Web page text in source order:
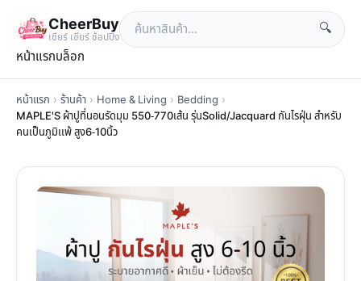
CheerBuy
เซียร์ เซียร์ ช้อปปิ้ง
🔍
หน้าแรกบล็อก
หน้าแรก › ร้านค้า › Home & Living › Bedding ›
MAPLE'S ผ้าปูที่นอนรัดมุม 550-770เส้น รุ่นSolid/Jacquard กันไรฝุ่น สําหรับ
คนเป็นภูมิเเพ้ สูง6-10นิ้ว